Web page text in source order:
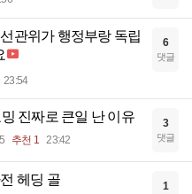
관위가 행정부랑 독립
23:54
6
댓글
진짜로 큰일 난 이유
추천 1 23:42
3
댓글
헤딩 골 1